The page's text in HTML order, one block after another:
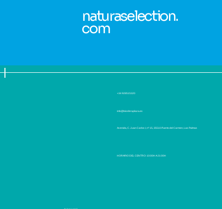
naturaselection.
com
Avenida, C. Juan Carlos I, nº 15, 35510 Puerto del Carmen, Las Palmas
+34 928515320
info@biosferaplaza.es
HORARIO DEL CENTRO: 10:00H A 21:00H